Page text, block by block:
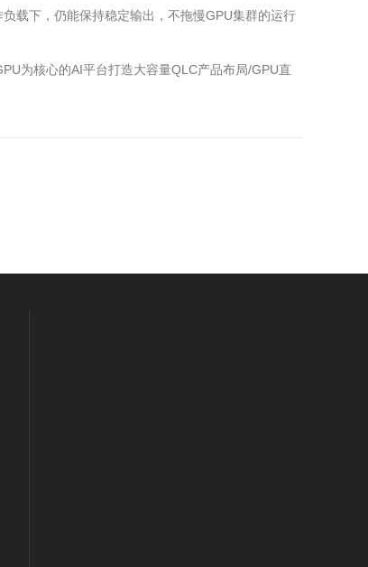
载下，仍能保持稳定输出，不拖慢GPU集群的运行
为核心的AI平台打造大容量QLC产品布局/GPU直